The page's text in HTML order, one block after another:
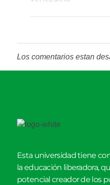
Los comentarios estan
Esta universidad tiene
la educación liberadora,
potencial creador de los